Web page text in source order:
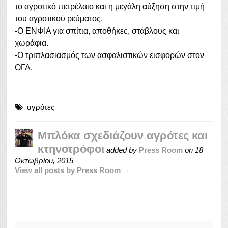
το αγροτικό πετρέλαιο και η μεγάλη αύξηση στην τιμή
του αγροτικού ρεύματος.
-Ο ΕΝΦΙΑ για σπίτια, αποθήκες, στάβλους και
χωράφια.
-Ο τριπλασιασμός των ασφαλιστικών εισφορών στον
ΟΓΑ.
αγρότες
Μπλόκα σχεδιάζουν αγρότες και
κτηνοτρόφοι added by Press Room on 18
Οκτωβρίου, 2015
View all posts by Press Room →